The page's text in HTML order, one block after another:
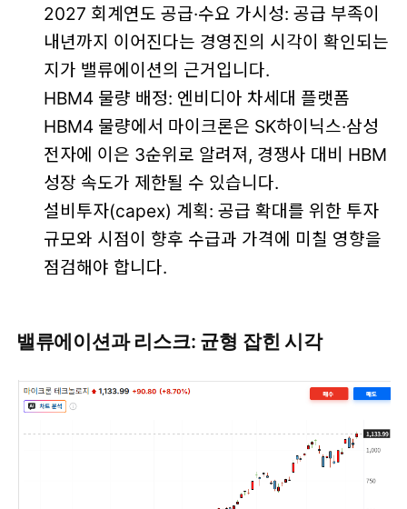
2027 회계연도 공급·수요 가시성: 공급 부족이
내년까지 이어진다는 경영진의 시각이 확인되는
지가 밸류에이션의 근거입니다.
HBM4 물량 배정: 엔비디아 차세대 플랫폼
HBM4 물량에서 마이크론은 SK하이닉스·삼성
전자에 이은 3순위로 알려져, 경쟁사 대비 HBM
성장 속도가 제한될 수 있습니다.
설비투자(capex) 계획: 공급 확대를 위한 투자
규모와 시점이 향후 수급과 가격에 미칠 영향을
점검해야 합니다.
밸류에이션과 리스크: 균형 잡힌 시각